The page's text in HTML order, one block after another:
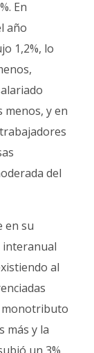
En
año
1,2%, lo
menos, y en
del
en su
al
monotributo
más y la